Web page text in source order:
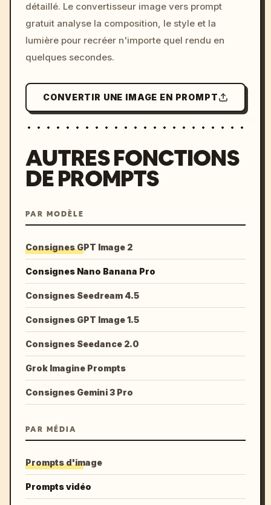
colors, 8k --v 6.0
détaillé. Le convertisseur image vers prompt
gratuit analyse la composition, le style et la
lumière pour recréer n'importe quel rendu en
quelques secondes.
CONVERTIR UNE IMAGE EN PROMPT
AUTRES FONCTIONS
DE PROMPTS
PAR MODÈLE
Consignes GPT Image 2
Consignes Nano Banana Pro
Consignes Seedream 4.5
Consignes GPT Image 1.5
Consignes Seedance 2.0
Grok Imagine Prompts
Consignes Gemini 3 Pro
PAR MÉDIA
Prompts d'image
Prompts vidéo